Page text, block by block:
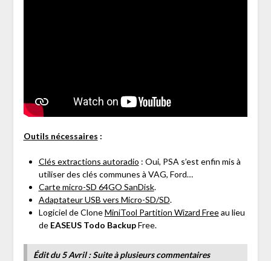
Outils nécessaires :
Clés extractions autoradio : Oui, PSA s’est enfin mis à
utiliser des clés communes à VAG, Ford…
Carte micro-SD 64GO SanDisk.
Adaptateur USB vers Micro-SD/SD.
Logiciel de CloneMiniTool Partition Wizard Freeau lieu
de EASEUS Todo BackupFree.
Édit du 5 Avril : Suite à plusieurs commentaires